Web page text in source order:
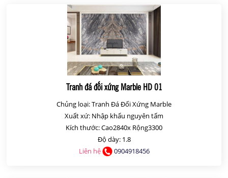
Tranh đá đối xứng Marble HD 01
Chủng loại: Tranh Đá Đối Xứng Marble
Xuất xứ: Nhập khẩu nguyên tấm
Kích thước: Cao2840x Rộng3300
Độ dày: 1.8
Liên hệ
0904918456